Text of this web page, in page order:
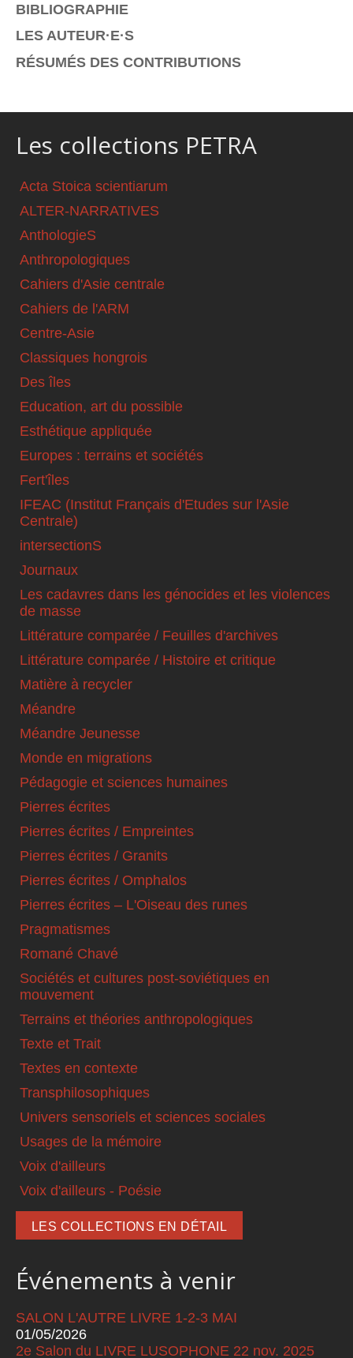
BIBLIOGRAPHIE
LES AUTEUR·E·S
RÉSUMÉS DES CONTRIBUTIONS
Les collections PETRA
Acta Stoica scientiarum
ALTER-NARRATIVES
AnthologieS
Anthropologiques
Cahiers d'Asie centrale
Cahiers de l'ARM
Centre-Asie
Classiques hongrois
Des îles
Education, art du possible
Esthétique appliquée
Europes : terrains et sociétés
Fert'îles
IFEAC (Institut Français d'Etudes sur l'Asie
Centrale)
intersectionS
Journaux
Les cadavres dans les génocides et les violences
de masse
Littérature comparée / Feuilles d'archives
Littérature comparée / Histoire et critique
Matière à recycler
Méandre
Méandre Jeunesse
Monde en migrations
Pédagogie et sciences humaines
Pierres écrites
Pierres écrites / Empreintes
Pierres écrites / Granits
Pierres écrites / Omphalos
Pierres écrites – L'Oiseau des runes
Pragmatismes
Romané Chavé
Sociétés et cultures post-soviétiques en
mouvement
Terrains et théories anthropologiques
Texte et Trait
Textes en contexte
Transphilosophiques
Univers sensoriels et sciences sociales
Usages de la mémoire
Voix d'ailleurs
Voix d'ailleurs - Poésie
LES COLLECTIONS EN DÉTAIL
Événements à venir
SALON L'AUTRE LIVRE 1-2-3 MAI
01/05/2026
2e Salon du LIVRE LUSOPHONE 22 nov. 2025